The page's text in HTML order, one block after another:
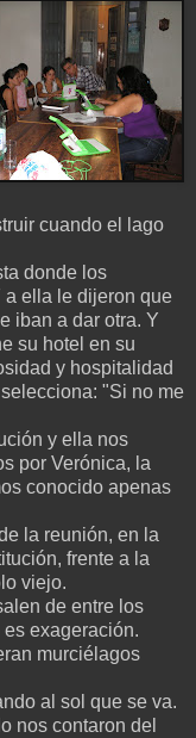
cuando el lago
donde los
a ella le dijeron que
iban a dar otra. Y
su hotel en su
y hospitalidad
"Si no me
y ella nos
por Verónica, la
conocido apenas
la reunión, en la
frente a la
viejo.
de entre los
exageración.
murciélagos
al sol que se va.
nos contaron del